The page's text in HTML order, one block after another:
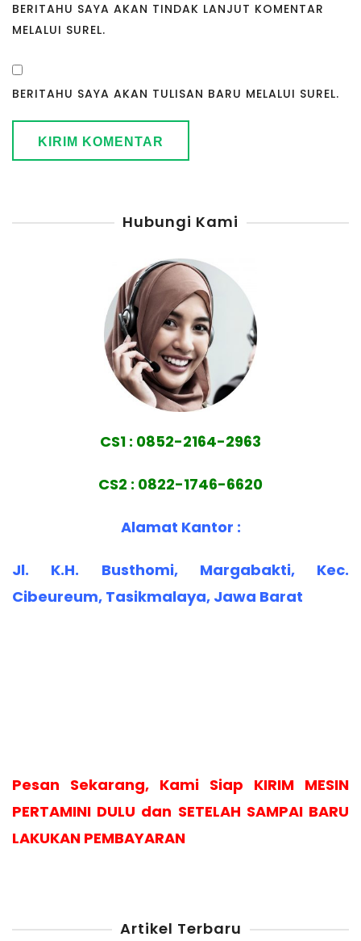
BERITAHU SAYA AKAN TINDAK LANJUT KOMENTAR
MELALUI SUREL.
BERITAHU SAYA AKAN TULISAN BARU MELALUI SUREL.
Hubungi Kami
CS1 : 0852-2164-2963
CS2 : 0822-1746-6620
Alamat Kantor :
Jl. K.H. Busthomi, Margabakti, Kec.
Cibeureum, Tasikmalaya, Jawa Barat
Pesan Sekarang, Kami Siap KIRIM MESIN
PERTAMINI DULU dan SETELAH SAMPAI BARU
LAKUKAN PEMBAYARAN
Artikel Terbaru